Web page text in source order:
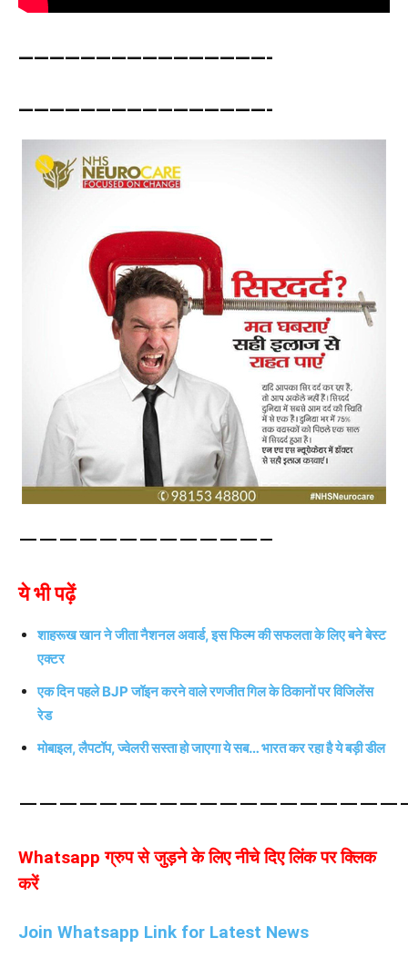
————————————————-
————————————————-
————————————–
ये भी पढ़ें
शाहरूख खान ने जीता नैशनल अवार्ड, इस फिल्म की सफलता के लिए बने बेस्ट
एक्टर
एक दिन पहले BJP जॉइन करने वाले रणजीत गिल के ठिकानों पर विजिलेंस
रेड
मोबाइल, लैपटॉप, ज्वेलरी सस्ता हो जाएगा ये सब… भारत कर रहा है ये बड़ी डील
Whatsapp ग्रुप से जुड़ने के लिए नीचे दिए लिंक पर क्लिक
करें
Join Whatsapp Link for Latest News